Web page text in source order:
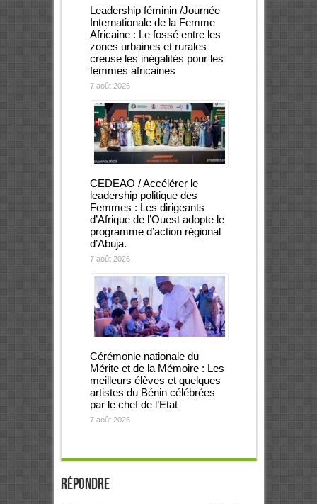
Leadership féminin /Journée
Internationale de la Femme
Africaine : Le fossé entre les
zones urbaines et rurales
creuse les inégalités pour les
femmes africaines
7 août 2026
CEDEAO / Accélérer le
leadership politique des
Femmes : Les dirigeants
d’Afrique de l’Ouest adopte le
programme d’action régional
d’Abuja.
7 août 2026
Cérémonie nationale du
Mérite et de la Mémoire : Les
meilleurs élèves et quelques
artistes du Bénin célébrées
par le chef de l’Etat
7 août 2026
Répondre